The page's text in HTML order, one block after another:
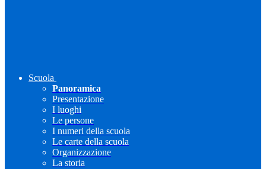
Scuola
Panoramica
Presentazione
I luoghi
Le persone
I numeri della scuola
Le carte della scuola
Organizzazione
La storia